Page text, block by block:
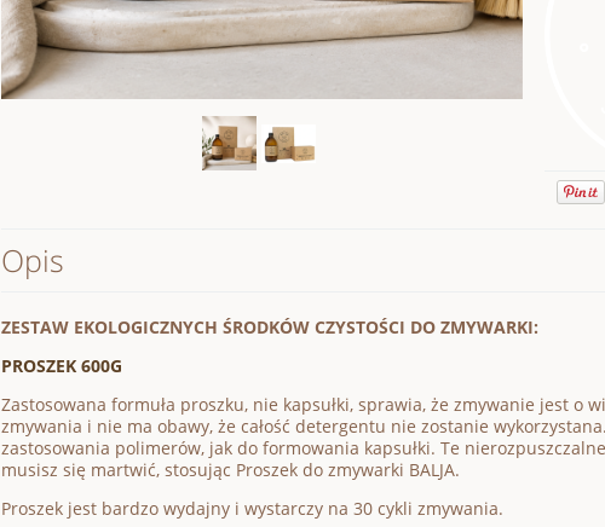
Opis
ZESTAW EKOLOGICZNYCH ŚRODKÓW CZYSTOŚCI DO ZMYWARKI:
PROSZEK 600G
Zastosowana formuła proszku, nie kapsułki, sprawia, że zmywanie jest o
zmywania i nie ma obawy, że całość detergentu nie zostanie
zastosowania polimerów, jak do formowania kapsułki. Te
musisz się martwić, stosując Proszek do zmywarki BALJA.
Proszek jest bardzo wydajny i wystarczy na 30 cykli zmywania.